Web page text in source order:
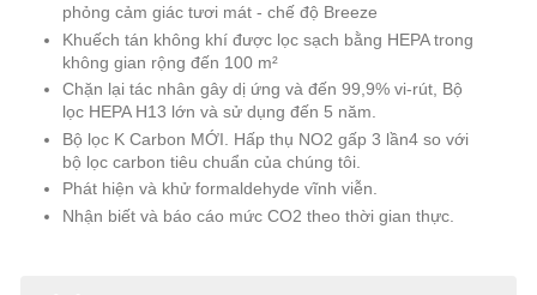
phỏng cảm giác tươi mát - chế độ Breeze
Khuếch tán không khí được lọc sạch bằng HEPA trong
không gian rộng đến 100 m²
Chặn lại tác nhân gây dị ứng và đến 99,9% vi-rút, Bộ
lọc HEPA H13 lớn và sử dụng đến 5 năm.
Bộ lọc K Carbon MỚI. Hấp thụ NO2 gấp 3 lần4 so với
bộ lọc carbon tiêu chuẩn của chúng tôi.
Phát hiện và khử formaldehyde vĩnh viễn.
Nhận biết và báo cáo mức CO2 theo thời gian thực.